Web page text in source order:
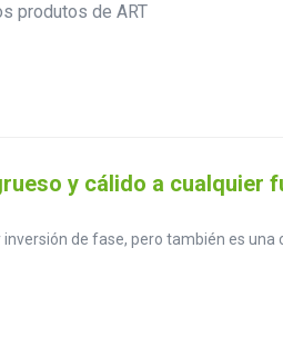
y cálido a cualquier
de fase, pero también es